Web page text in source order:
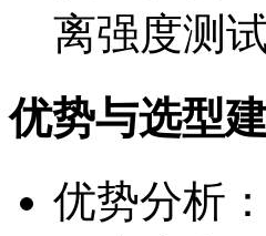
离强度测
优势与选型
优势分析：